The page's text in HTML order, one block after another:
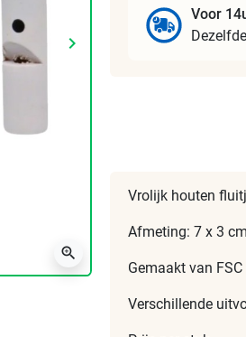
Volgende
keyboard_arrow_right
zoom_in
Voor
Vrolijk houten
Afmeting: 7 x 3
Gemaakt van
Verschillende